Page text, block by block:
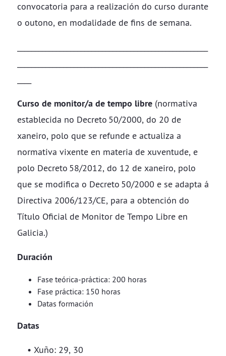
convocatoria para a realización do curso durante
o outono, en modalidade de fins de semana.
Curso de monitor/a de tempo libre (normativa
establecida no Decreto 50/2000, do 20 de
xaneiro, polo que se refunde e actualiza a
normativa vixente en materia de xuventude, e
polo Decreto 58/2012, do 12 de xaneiro, polo
que se modifica o Decreto 50/2000 e se adapta á
Directiva 2006/123/CE, para a obtención do
Título Oficial de Monitor de Tempo Libre en
Galicia.)
Duración
Fase teórica-práctica: 200 horas
Fase práctica: 150 horas
Datas formación
Datas
• Xuño: 29, 30